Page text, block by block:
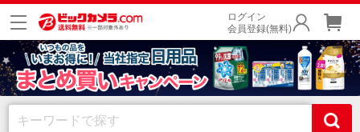
ログイン
会員登録(無料)